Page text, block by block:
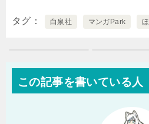
タグ 白泉社 マンガPark ほ
この記事を書いている人